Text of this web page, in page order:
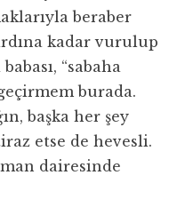
beraber
kadar vurulup
“sabaha
burada.
başka her şey
etse de hevesli.
dairesinde